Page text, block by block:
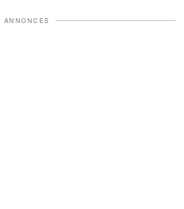
ANNONCES